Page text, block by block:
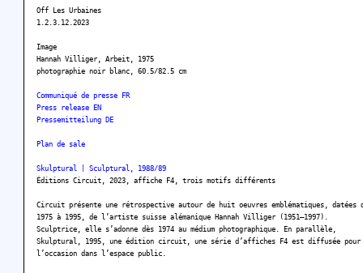
Off Les Urbaines
1.2.3.12.2023
Image
Hannah Villiger, Arbeit, 1975
photographie noir blanc, 60.5/82.5 cm
Communiqué de presse FR
Press release EN
Pressemitteilung DE
Plan de sale
Skulptural | Sculptural, 1988/89
Éditions Circuit, 2023, affiche F4, trois motifs différents
Circuit présente une rétrospective autour de huit oeuvres emblématiques, datées
1975 à 1995, de l’artiste suisse alémanique Hannah Villiger (1951–1997).
Sculptrice, elle s’adonne dès 1974 au médium photographique. En parallèle,
Skulptural, 1995, une édition circuit, une série d’affiches F4 est diffusée pour
l’occasion dans l’espace public.